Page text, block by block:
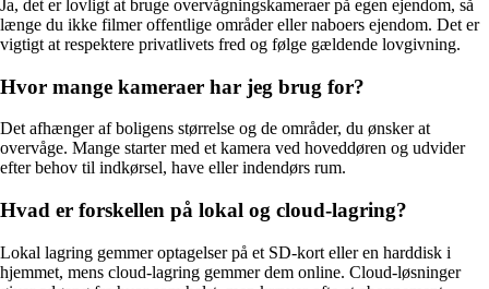
Ja, det er lovligt at bruge overvågningskameraer på egen ejendom, så
længe du ikke filmer offentlige områder eller naboers ejendom. Det er
vigtigt at respektere privatlivets fred og følge gældende lovgivning.
Hvor mange kameraer har jeg brug for?
Det afhænger af boligens størrelse og de områder, du ønsker at
overvåge. Mange starter med et kamera ved hoveddøren og udvider
efter behov til indkørsel, have eller indendørs rum.
Hvad er forskellen på lokal og cloud-lagring?
Lokal lagring gemmer optagelser på et SD-kort eller en harddisk i
hjemmet, mens cloud-lagring gemmer dem online. Cloud-løsninger